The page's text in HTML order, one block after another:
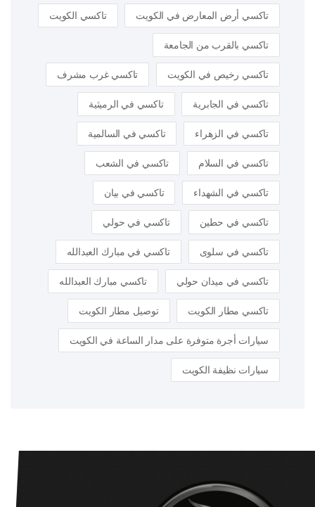
تاكسي أرض المعارض في الكويت تاكسي الكويت
تاكسي بالقرب من الجامعة
تاكسي رخيص في الكويت تاكسي غرب مشرف
تاكسي في الجابرية تاكسي في الرميثية
تاكسي في الزهراء تاكسي في السالمية
تاكسي في السلام تاكسي في الشعب
تاكسي في الشهداء تاكسي في بيان
تاكسي في حطين تاكسي في حولي
تاكسي في سلوى تاكسي في مبارك العبدالله
تاكسي في ميدان حولي تاكسي مبارك العبدالله
تاكسي مطار الكويت توصيل مطار الكويت
سيارات أجرة متوفرة على مدار الساعة في الكويت
سيارات نظيفة الكويت